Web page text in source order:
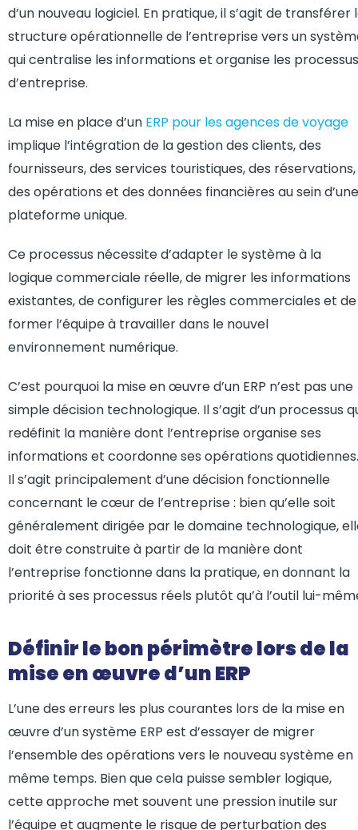
d’un nouveau logiciel. En pratique, il s’agit de transférer
structure opérationnelle de l’entreprise vers un
qui centralise les informations et organise les processus
d’entreprise.
La mise en place d’un ERP pour les agences de voyage
implique l’intégration de la gestion des clients, des
fournisseurs, des services touristiques, des réservations,
des opérations et des données financières au sein d’une
plateforme unique.
Ce processus nécessite d’adapter le système à la
logique commerciale réelle, de migrer les informations
existantes, de configurer les règles commerciales et de
former l’équipe à travailler dans le nouvel
environnement numérique.
C’est pourquoi la mise en œuvre d’un ERP n’est pas une
simple décision technologique. Il s’agit d’un processus
redéfinit la manière dont l’entreprise organise ses
informations et coordonne ses opérations quotidiennes.
Il s’agit principalement d’une décision fonctionnelle
concernant le cœur de l’entreprise : bien qu’elle soit
généralement dirigée par le domaine technologique,
doit être construite à partir de la manière dont
l’entreprise fonctionne dans la pratique, en donnant la
priorité à ses processus réels plutôt qu’à l’outil lui-
Définir le bon périmètre lors de la
mise en œuvre d’un ERP
L’une des erreurs les plus courantes lors de la mise en
œuvre d’un système ERP est d’essayer de migrer
l’ensemble des opérations vers le nouveau système en
même temps. Bien que cela puisse sembler logique,
cette approche met souvent une pression inutile sur
l’équipe et augmente le risque de perturbation des